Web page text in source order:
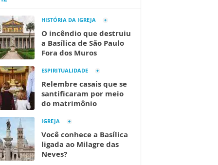
HISTÓRIA DA IGREJA
O incêndio que destruiu
a Basílica de São Paulo
Fora dos Muros
ESPIRITUALIDADE
Relembre casais que se
santificaram por meio
do matrimônio
IGREJA
Você conhece a Basílica
ligada ao Milagre das
Neves?